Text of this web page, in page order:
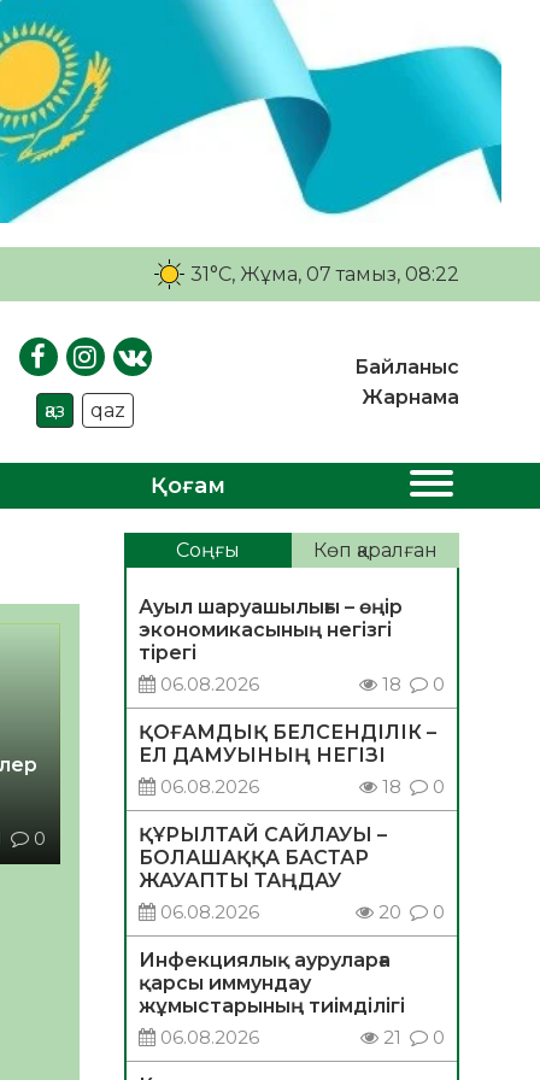
31°C, Жұма, 07 тамыз, 08:22
қаз qaz
Байланыс
Жарнама
Қоғам
0
Соңғы Көп қаралған
Ауыл шаруашылығы – өңір
экономикасының негізгі
тірегі
06.08.2026
18 0
ҚОҒАМДЫҚ БЕЛСЕНДІЛІК –
ЕЛ ДАМУЫНЫҢ НЕГІЗІ
06.08.2026
18 0
ҚҰРЫЛТАЙ САЙЛАУЫ –
БОЛАШАҚҚА БАСТАР
ЖАУАПТЫ ТАҢДАУ
06.08.2026
20 0
Инфекциялық ауруларға
қарсы иммундау
жұмыстарының тиімділігі
06.08.2026
21 0